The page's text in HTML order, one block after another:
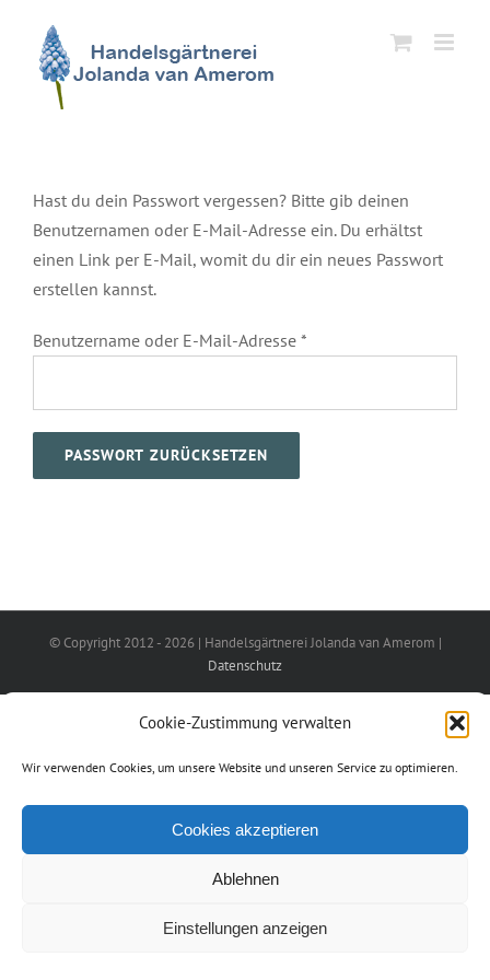
Cookie-Zustimmung verwalten
Wir verwenden Cookies, um unsere Website und unseren Service zu optimieren.
Cookies akzeptieren
Ablehnen
Einstellungen anzeigen
Inhalt
springen
Hast du dein Passwort vergessen? Bitte gib deinen
Benutzernamen oder E-Mail-Adresse ein. Du erhältst
einen Link per E-Mail, womit du dir ein neues Passwort
erstellen kannst.
Benutzername oder E-Mail-Adresse *
PASSWORT ZURÜCKSETZEN
© Copyright 2012 - 2026 | Handelsgärtnerei Jolanda van Amerom |
Datenschutz